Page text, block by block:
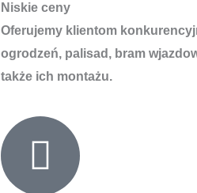
Niskie ceny
Oferujemy klientom
ogrodzeń, palisad, bram
także ich montażu.